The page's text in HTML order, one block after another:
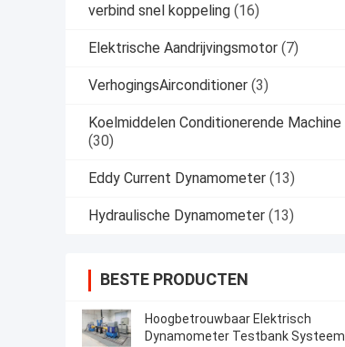
verbind snel koppeling (16)
Elektrische Aandrijvingsmotor (7)
VerhogingsAirconditioner (3)
Koelmiddelen Conditionerende Machine
(30)
Eddy Current Dynamometer (13)
Hydraulische Dynamometer (13)
BESTE PRODUCTEN
Hoogbetrouwbaar Elektrisch
Dynamometer Testbank Systeem